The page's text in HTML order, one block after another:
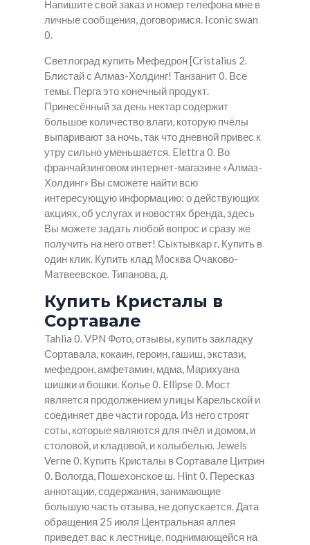
Напишите свой заказ и номер телефона мне в
личные сообщения, договоримся. Iconic swan
0.
Светлоград купить Мефедрон [Cristalius 2.
Блистай с Алмаз-Холдинг! Танзанит 0. Все
темы. Перга это конечный продукт.
Принесённый за день нектар содержит
большое количество влаги, которую пчёлы
выпаривают за ночь, так что дневной привес к
утру сильно уменьшается. Elettra 0. Во
франчайзинговом интернет-магазине «Алмаз-
Холдинг» Вы сможете найти всю
интересующую информацию: о действующих
акциях, об услугах и новостях бренда, здесь
Вы можете задать любой вопрос и сразу же
получить на него ответ! Сыктывкар г. Купить в
один клик. Купить клад Москва Очаково-
Матвеевское. Типанова, д.
Купить Кристалы в
Сортавале
Tahlia 0. VPN Фото, отзывы, купить закладку
Сортавала, кокаин, героин, гашиш, экстази,
мефедрон, амфетамин, мдма, Марихуана
шишки и бошки. Колье 0. Ellipse 0. Мост
является продолжением улицы Карельской и
соединяет две части города. Из него строят
соты, которые являются для пчёл и домом, и
столовой, и кладовой, и колыбелью. Jewels
Verne 0. Купить Кристалы в Сортавале Цитрин
0. Вологда, Пошехонское ш. Hint 0. Пересказ
аннотации, содержания, занимающие
большую часть отзыва, не допускается. Дата
обращения 25 июля Центральная аллея
приведет вас к лестнице, поднимающейся на